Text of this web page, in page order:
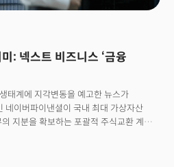
: 넥스트 비즈니스 ‘금융
태계에 지각변동을 예고한 뉴스가
네이버파이낸셜이 국내 최대 가상자산
지분을 확보하는 포괄적 주식교환 계약을
을 넘어, 네이버파이낸셜이 두나무를